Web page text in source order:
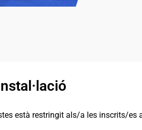
està restringit als/a les inscrits/es